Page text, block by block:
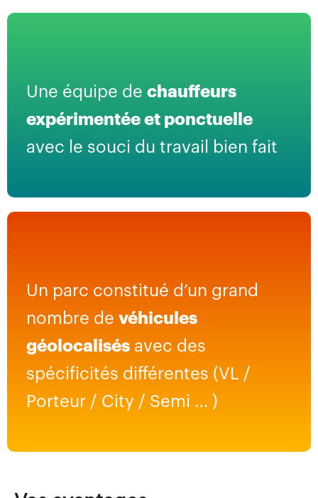
Une équipe de chauffeurs
expérimentée et ponctuelle
avec le souci du travail bien fait
Un parc constitué d’un grand
nombre de véhicules
géolocalisés avec des
spécificités différentes (VL /
Porteur / City / Semi … )